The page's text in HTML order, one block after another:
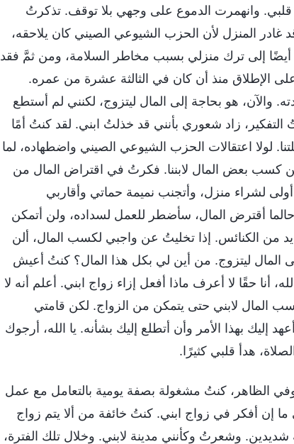
وانهمرت الدموع على وجهي بلا توقف. تذكرتُ
غادر المنزل لأن الحزب الشيوعي الصيني كان يلاحقه،
إلى ترك منزلي بسبب مخاطر السلامة، ومن ثمَّ فقد
على الإطلاق منذ أن كان في الثالثة عشرة من عمره.
والآن، هو بحاجة إلى المال ليتزوج، لكنني لم أستطع
زاد شعوري بأنني قد خذلتُ ابني. لقد كنتُ أمًا
لولا اعتقالات الحزب الشيوعي الصيني واضطهاده، لما
من كسب بعض المال لابننا. فكرتُ في اقتراض المال من
لشراء منزل، وأتجنب نميمة حماتي وأقاربي
أقترض المال، سأضطر للعمل لسداده، ولن أتمكن
من الكنائس. إذا تخليتُ عن واجبي لكسب المال، ألن
المال ليتزوج. من أين لي بكل هذا المال؟ كنتُ أعيش
أنا حقًا لا أعرف ماذا أفعل إزاء زواج ابني. أعلم أنه لا
المال لابني حتى يتمكن من الزواج. لكن قامتي
إليك بهذا الأمر وأن أتطلع إليك بشأنه. يا الله، أرجوك
هدأ قلبي كثيرًا.
الظاهر، كنتُ مشغولة بصفة يومية بالتعامل مع عمل
إن أفكر في زواج ابني. كنتُ خائفة من ألا يتم زواج
وشعرتُ وكأنني مدينة لابني. وخلال تلك الفترة،